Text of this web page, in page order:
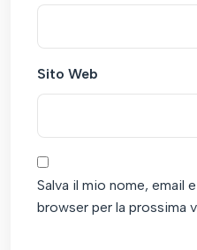
Sito Web
Salva il mio nome, email
browser per la prossima